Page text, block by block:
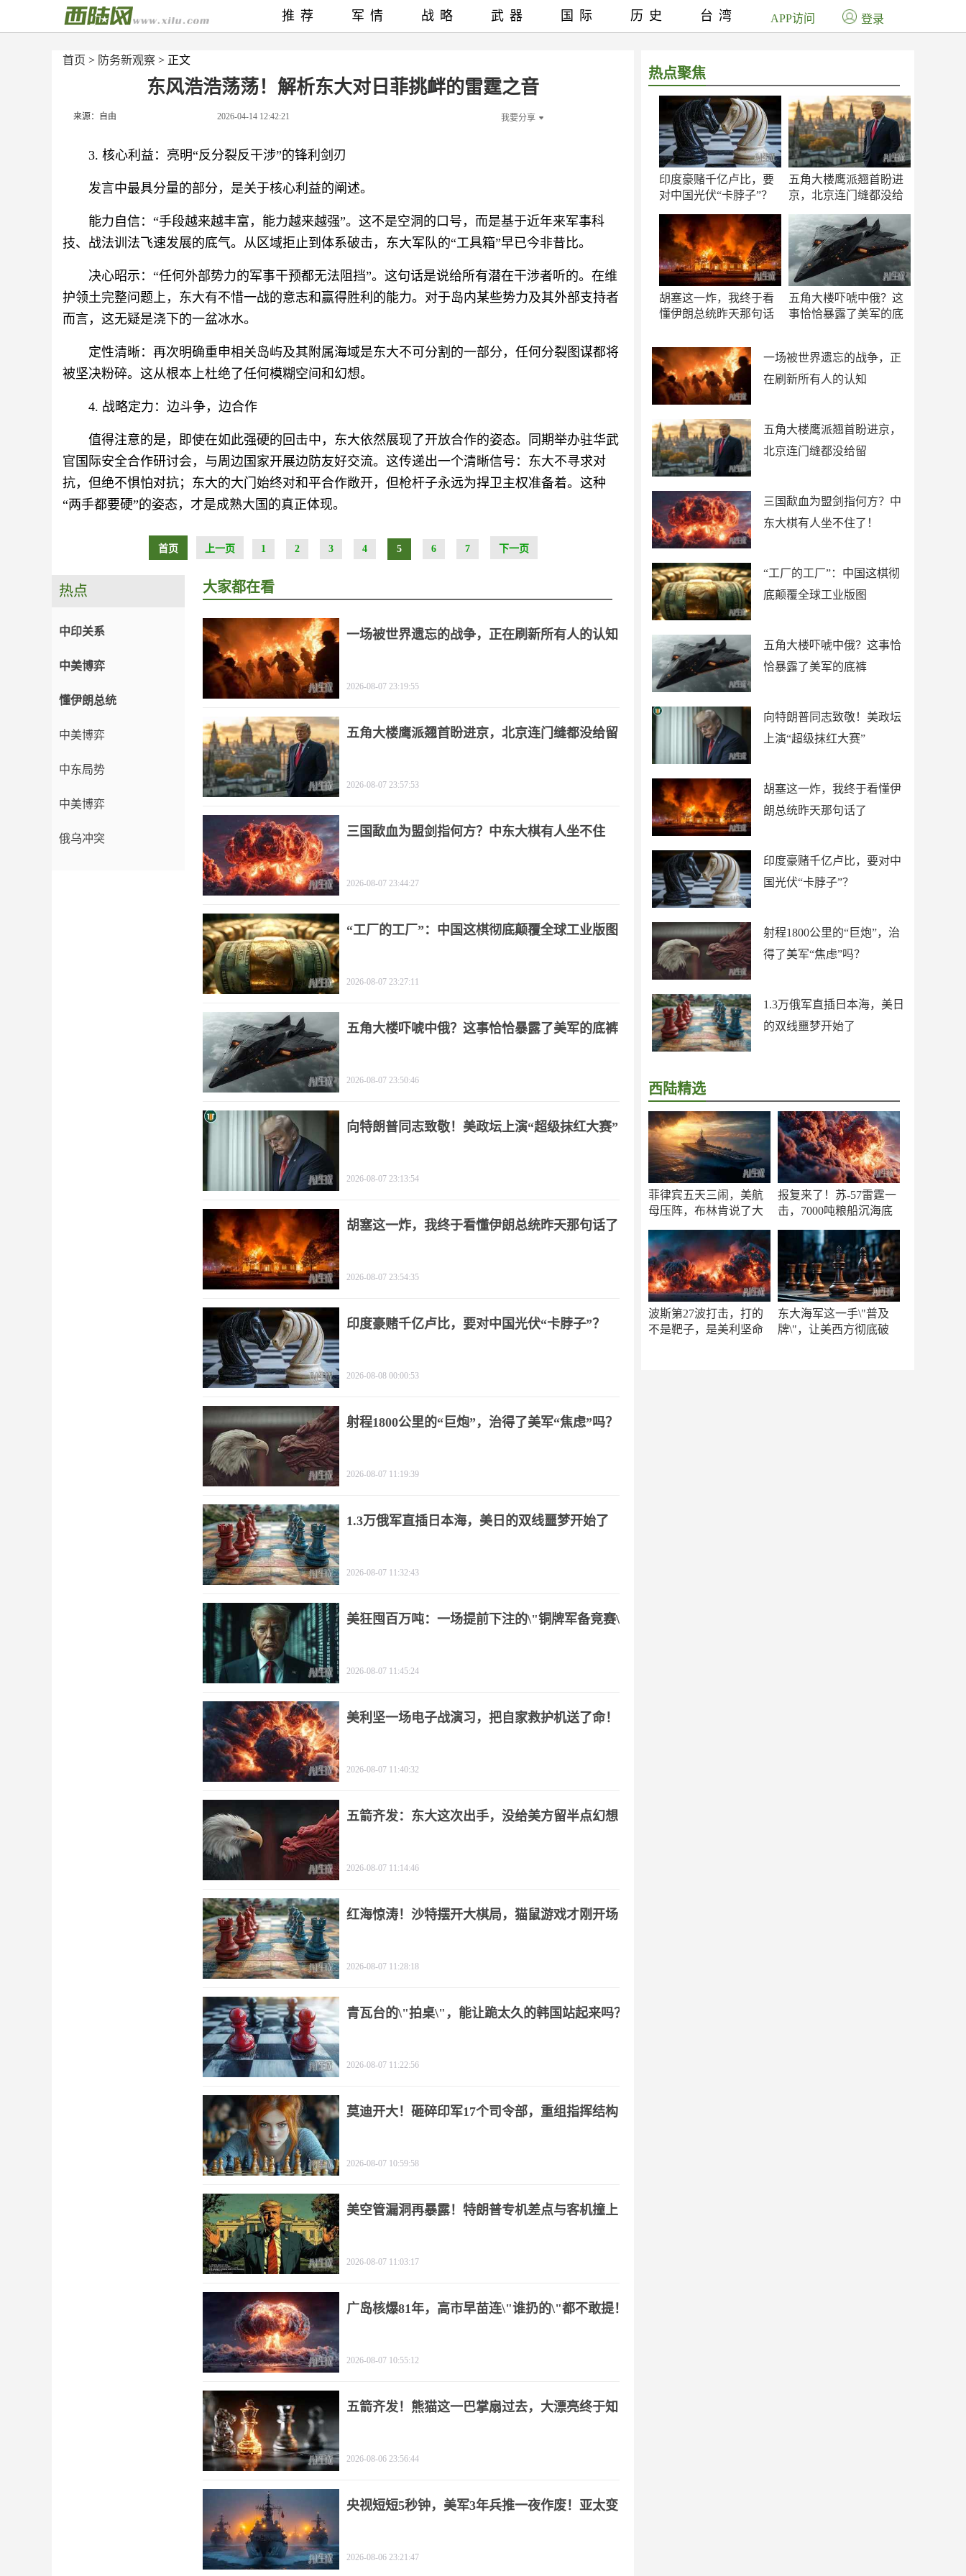
首页 > 防务新观察 > 正文
东风浩浩荡荡！解析东大对日菲挑衅的雷霆之音
来源：自由 2026-04-14 12:42:21 我要分享
3. 核心利益：亮明“反分裂反干涉”的锋利剑刃
发言中最具分量的部分，是关于核心利益的阐述。
能力自信：“手段越来越丰富，能力越来越强”。这不是空洞的口号，而是基于近年来军事科
技、战法训法飞速发展的底气。从区域拒止到体系破击，东大军队的“工具箱”早已今非昔比。
决心昭示：“任何外部势力的军事干预都无法阻挡”。这句话是说给所有潜在干涉者听的。在维
护领土完整问题上，东大有不惜一战的意志和赢得胜利的能力。对于岛内某些势力及其外部支持者
而言，这无疑是浇下的一盆冰水。
定性清晰：再次明确重申相关岛屿及其附属海域是东大不可分割的一部分，任何分裂图谋都将
被坚决粉碎。这从根本上杜绝了任何模糊空间和幻想。
4. 战略定力：边斗争，边合作
值得注意的是，即使在如此强硬的回击中，东大依然展现了开放合作的姿态。同期举办驻华武
官国际安全合作研讨会，与周边国家开展边防友好交流。这传递出一个清晰信号：东大不寻求对
抗，但绝不惧怕对抗；东大的大门始终对和平合作敞开，但枪杆子永远为捍卫主权准备着。这种
“两手都要硬”的姿态，才是成熟大国的真正体现。
首页 上一页 1 2 3 4 5 6 7 下一页
热点聚焦
印度豪赌千亿卢比，要
对中国光伏“卡脖子”？
五角大楼鹰派翘首盼进
京，北京连门缝都没给
胡塞这一炸，我终于看
懂伊朗总统昨天那句话
五角大楼吓唬中俄？这
事恰恰暴露了美军的底
一场被世界遗忘的战争，正
在刷新所有人的认知
五角大楼鹰派翘首盼进京，
北京连门缝都没给留
三国歃血为盟剑指何方？中
东大棋有人坐不住了！
“工厂的工厂”：中国这棋彻
底颠覆全球工业版图
五角大楼吓唬中俄？这事恰
恰暴露了美军的底裤
向特朗普同志致敬！美政坛
上演“超级抹红大赛”
胡塞这一炸，我终于看懂伊
朗总统昨天那句话了
印度豪赌千亿卢比，要对中
国光伏“卡脖子”？
射程1800公里的“巨炮”，治
得了美军“焦虑”吗？
1.3万俄军直插日本海，美日
的双线噩梦开始了
西陆精选
菲律宾五天三闹，美航
母压阵，布林肯说了大
报复来了！苏-57雷霆一
击，7000吨粮船沉海底
波斯第27波打击，打的
不是靶子，是美利坚命
东大海军这一手\"普及
牌\"，让美西方彻底破
推荐 军情 战略 武器 国际 历史 台湾 APP访问 登录
热点
中印关系
中美博弈
懂伊朗总统
中美博弈
中东局势
中美博弈
俄乌冲突
大家都在看
一场被世界遗忘的战争，正在刷新所有人的认知
2026-08-07 23:19:55
五角大楼鹰派翘首盼进京，北京连门缝都没给留
2026-08-07 23:57:53
三国歃血为盟剑指何方？中东大棋有人坐不住
2026-08-07 23:44:27
“工厂的工厂”：中国这棋彻底颠覆全球工业版图
2026-08-07 23:27:11
五角大楼吓唬中俄？这事恰恰暴露了美军的底裤
2026-08-07 23:50:46
向特朗普同志致敬！美政坛上演“超级抹红大赛”
2026-08-07 23:13:54
胡塞这一炸，我终于看懂伊朗总统昨天那句话了
2026-08-07 23:54:35
印度豪赌千亿卢比，要对中国光伏“卡脖子”？
2026-08-08 00:00:53
射程1800公里的“巨炮”，治得了美军“焦虑”吗？
2026-08-07 11:19:39
1.3万俄军直插日本海，美日的双线噩梦开始了
2026-08-07 11:32:43
美狂囤百万吨：一场提前下注的\"铜牌军备竞赛\"
2026-08-07 11:45:24
美利坚一场电子战演习，把自家救护机送了命！
2026-08-07 11:40:32
五箭齐发：东大这次出手，没给美方留半点幻想
2026-08-07 11:14:46
红海惊涛！沙特摆开大棋局，猫鼠游戏才刚开场
2026-08-07 11:28:18
青瓦台的\"拍桌\"，能让跪太久的韩国站起来吗？
2026-08-07 11:22:56
莫迪开大！砸碎印军17个司令部，重组指挥结构
2026-08-07 10:59:58
美空管漏洞再暴露！特朗普专机差点与客机撞上
2026-08-07 11:03:17
广岛核爆81年，高市早苗连\"谁扔的\"都不敢提！
2026-08-07 10:55:12
五箭齐发！熊猫这一巴掌扇过去，大漂亮终于知
2026-08-06 23:56:44
央视短短5秒钟，美军3年兵推一夜作废！亚太变
2026-08-06 23:21:47